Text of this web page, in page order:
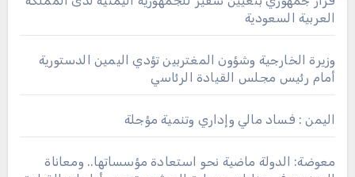
العربية السعودية
وزيرة الخارجية وشؤون المغتربين تؤدي اليمين الدستورية
أمام رئيس مجلس القيادة الرئاسي
اليمن : فساد مالي وإداري وتنمية مؤجلة
معوضة: الدولة ماضية نحو استعادة مؤسساتها.. ومعاناة